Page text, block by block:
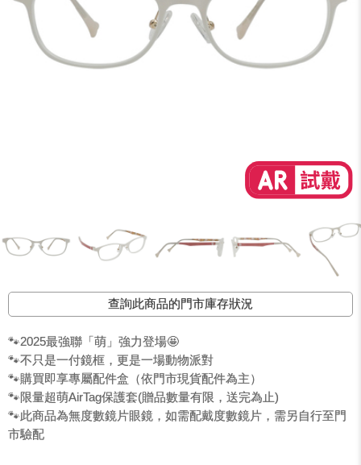
查詢此商品的門市庫存狀況
🐾2025最強聯「萌」強力登場🤩
🐾不只是一付鏡框，更是一場動物派對
🐾購買即享專屬配件盒（依門市現貨配件為主）
🐾限量超萌AirTag保護套(贈品數量有限，送完為止)
🐾此商品為無度數鏡片眼鏡，如需配戴度數鏡片，需另自行至門
市驗配